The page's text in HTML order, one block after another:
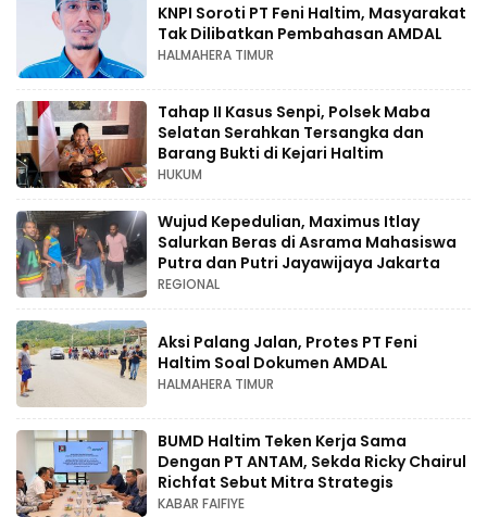
KNPI Soroti PT Feni Haltim, Masyarakat
Tak Dilibatkan Pembahasan AMDAL
HALMAHERA TIMUR
Tahap II Kasus Senpi, Polsek Maba
Selatan Serahkan Tersangka dan
Barang Bukti di Kejari Haltim
HUKUM
Wujud Kepedulian, Maximus Itlay
Salurkan Beras di Asrama Mahasiswa
Putra dan Putri Jayawijaya Jakarta
REGIONAL
Aksi Palang Jalan, Protes PT Feni
Haltim Soal Dokumen AMDAL
HALMAHERA TIMUR
BUMD Haltim Teken Kerja Sama
Dengan PT ANTAM, Sekda Ricky Chairul
Richfat Sebut Mitra Strategis
KABAR FAIFIYE